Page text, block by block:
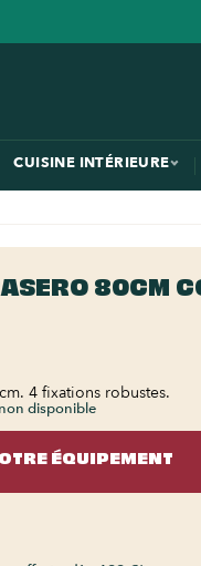
CUISINE INTÉRIEURE
80CM
4 fixations robustes.
disponible
ÉQUIPEMENT